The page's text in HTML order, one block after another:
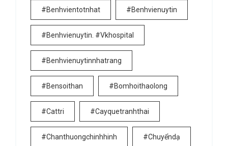
#benhvientotnhat #benhvienuytin
#benhvienuytin. #vkhospital
#benhvienuytinnhatrang
#bensoithan #bomhoithaolong
#cattri #cayquetranhthai
#chanthuongchinhhinh #chuyểndạ